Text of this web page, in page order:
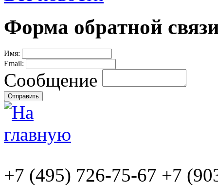
Форма обратной
Имя:
Email:
Сообщение
+7 (495) 726-75-67 +7